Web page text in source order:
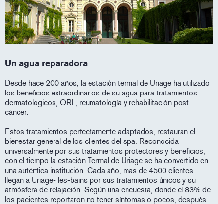
Un agua reparadora
Desde hace 200 años, la estación termal de Uriage ha utilizado
los beneficios extraordinarios de su agua para tratamientos
dermatológicos, ORL, reumatología y rehabilitación post-
cáncer.
Estos tratamientos perfectamente adaptados, restauran el
bienestar general de los clientes del spa. Reconocida
universalmente por sus tratamientos protectores y beneficios,
con el tiempo la estación Termal de Uriage se ha convertido en
una auténtica institución. Cada año, mas de 4500 clientes
llegan a Uriage- les-bains por sus tratamientos únicos y su
atmósfera de relajación. Según una encuesta, donde el 83% de
los pacientes reportaron no tener síntomas o pocos, después